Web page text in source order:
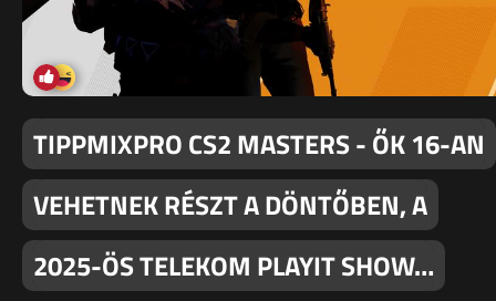
TIPPMIXPRO CS2 MASTERS - ŐK 16-AN
VEHETNEK RÉSZT A DÖNTŐBEN, A
2025-ÖS TELEKOM PLAYIT SHOW…